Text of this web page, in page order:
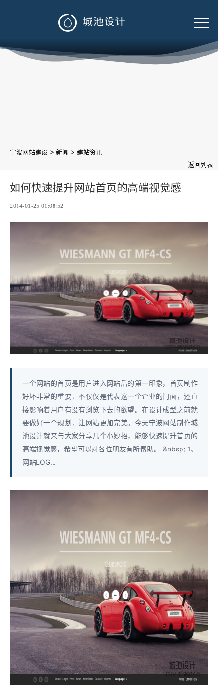

宁波网站建设 > 新闻 > 建站资讯
返回列表
如何快速提升网站首页的高端视觉感
2014-01-25 01:08:52
一个网站的首页是用户进入网站后的第一印象，首页制作
好坏非常的重要，不仅仅是代表这一个企业的门面，还直
接影响着用户有没有浏览下去的欲望。在设计成型之前就
要做好一个规划，让网站更加完美。今天宁波网站制作城
池设计就来与大家分享几个小妙招，能够快速提升首页的
高端视觉感，希望可以对各位朋友有所帮助。 &nbsp; 1、
网站LOG...